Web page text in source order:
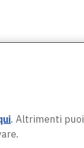
. Altrimenti puoi